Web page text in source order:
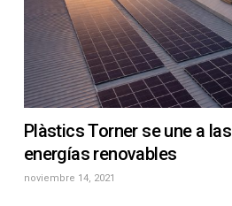
Plàstics Torner se une a las
energías renovables
noviembre 14, 2021